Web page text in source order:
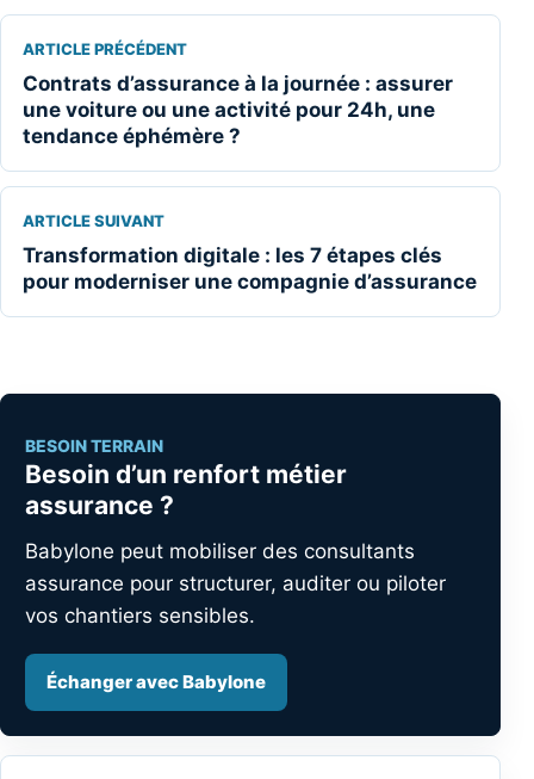
ARTICLE PRÉCÉDENT
Contrats d’assurance à la journée : assurer
une voiture ou une activité pour 24h, une
tendance éphémère ?
ARTICLE SUIVANT
Transformation digitale : les 7 étapes clés
pour moderniser une compagnie d’assurance
BESOIN TERRAIN
Besoin d’un renfort métier
assurance ?
Babylone peut mobiliser des consultants
assurance pour structurer, auditer ou piloter
vos chantiers sensibles.
Échanger avec Babylone